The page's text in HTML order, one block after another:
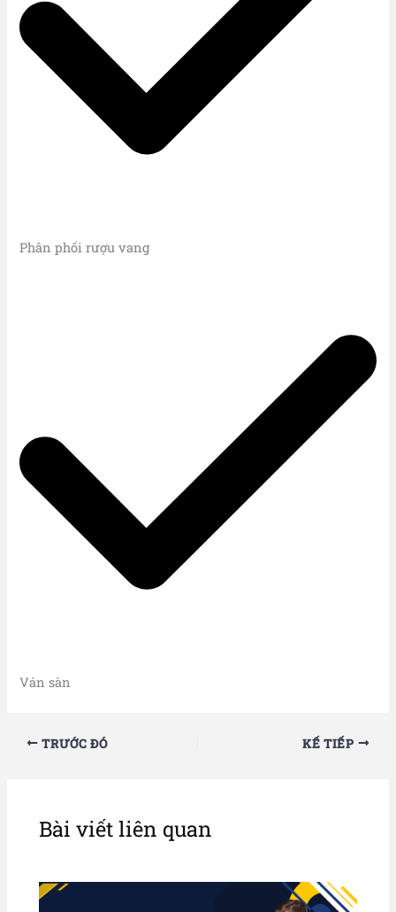
Phân phối rượu vang
Ván sàn
TRƯỚC ĐÓ KẾ TIẾP
Bài viết liên quan